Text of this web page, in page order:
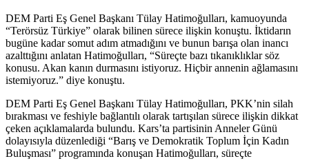
DEM Parti Eş Genel Başkanı Tülay Hatimoğulları, kamuoyunda
“Terörsüz Türkiye” olarak bilinen sürece ilişkin konuştu. İktidarın
bugüne kadar somut adım atmadığını ve bunun barışa olan inancı
azalttığını anlatan Hatimoğulları, “Süreçte bazı tıkanıklıklar söz
konusu. Akan kanın durmasını istiyoruz. Hiçbir annenin ağlamasını
istemiyoruz.” diye konuştu.
DEM Parti Eş Genel Başkanı Tülay Hatimoğulları, PKK’nin silah
bırakması ve feshiyle bağlantılı olarak tartışılan sürece ilişkin dikkat
çeken açıklamalarda bulundu. Kars’ta partisinin Anneler Günü
dolayısıyla düzenlediği “Barış ve Demokratik Toplum İçin Kadın
Buluşması” programında konuşan Hatimoğulları, süreçte